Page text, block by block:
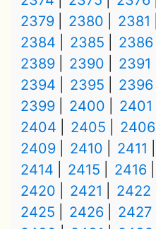
2379
2380 2381
2384
2385 2386
2389
2390 2391
2394
2395 2396
2399
2400 2401
2404
2405 2406
2409
2410 2411
2414
2415 2416
2420
2421 2422
2425
2426 2427